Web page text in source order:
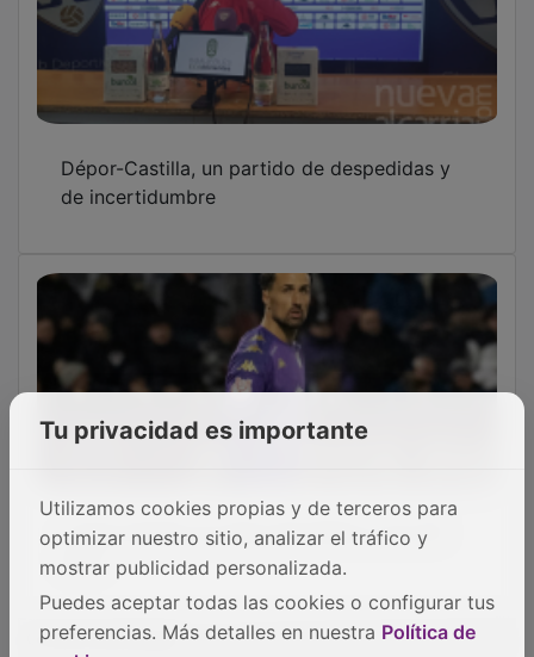
Jorge Casado se retira del fútbol a sus 36
OTRAS NOTICIAS
Tu privacidad es importante
Utilizamos cookies propias y de terceros para
optimizar nuestro sitio, analizar el tráfico y
mostrar publicidad personalizada.
Puedes aceptar todas las cookies o configurar tus
preferencias. Más detalles en nuestra Política de